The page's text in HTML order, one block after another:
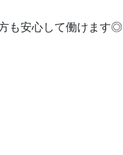
も安心して働けます◎